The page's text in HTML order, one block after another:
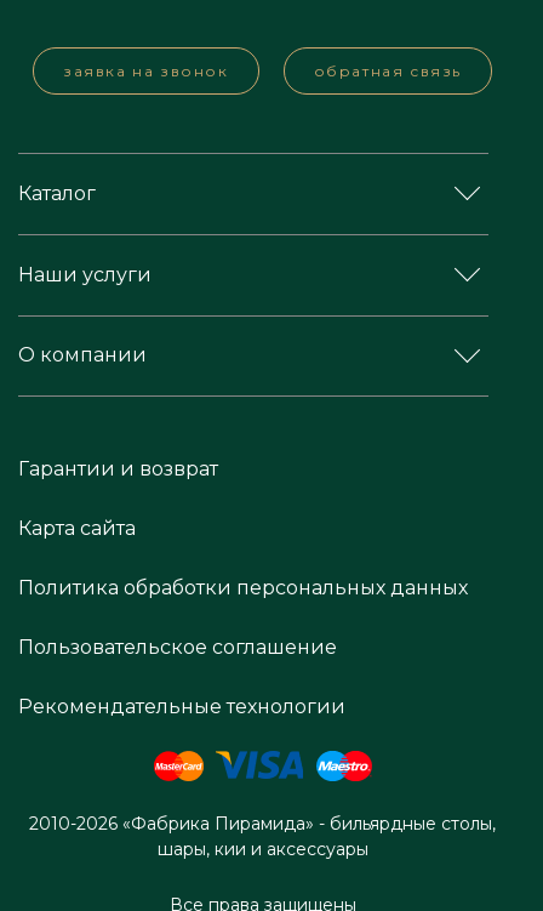
заявка на звонок обратная связь
Каталог
Наши услуги
О компании
Гарантии и возврат
Карта сайта
Политика обработки персональных данных
Пользовательское соглашение
Рекомендательные технологии
2010-2026 «Фабрика Пирамида» - бильярдные столы,
шары, кии и аксессуары
Все права защищены